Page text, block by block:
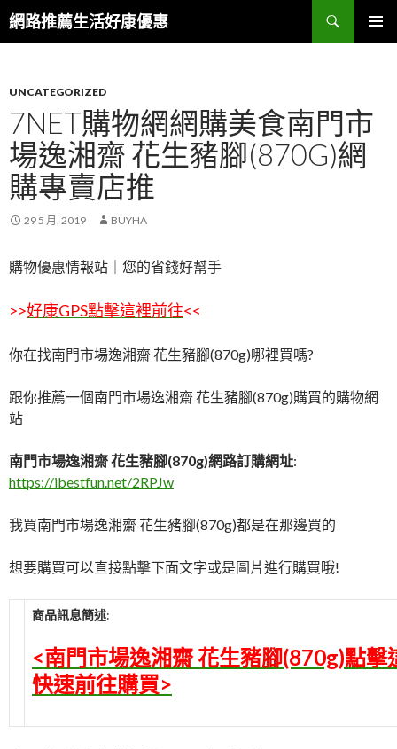
網路推薦生活好康優惠
搜
尋
要
內
容
區
UNCATEGORIZED
7NET購物網網購美食南門市
場逸湘齋 花生豬腳(870G)網
購專賣店推
29 5 月, 2019 BUYHA
購物優惠情報站｜您的省錢好幫手
>>好康GPS點擊這裡前往<<
你在找南門市場逸湘齋 花生豬腳(870g)哪裡買嗎?
跟你推薦一個南門市場逸湘齋 花生豬腳(870g)購買的購物網
站
南門市場逸湘齋 花生豬腳(870g)網路訂購網址:
https://ibestfun.net/2RPJw
我買南門市場逸湘齋 花生豬腳(870g)都是在那邊買的
想要購買可以直接點擊下面文字或是圖片進行購買哦!
商品訊息簡述:
<南門市場逸湘齋 花生豬腳(870g)點擊
快速前往購買>